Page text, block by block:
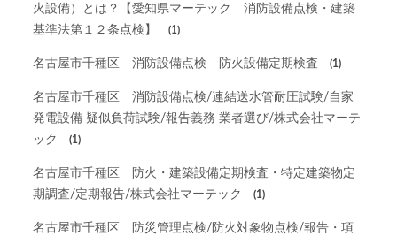
火設備）とは？【愛知県マーテック 消防設備点検・建築
基準法第１２条点検】
(1)
名古屋市千種区 消防設備点検 防火設備定期検査 (1)
名古屋市千種区 消防設備点検/連結送水管耐圧試験/自家
発電設備 疑似負荷試験/報告義務 業者選び/株式会社マーテ
ック
(1)
名古屋市千種区 防火・建築設備定期検査・特定建築物定
期調査/定期報告/株式会社マーテック
(1)
名古屋市千種区 防災管理点検/防火対象物点検/報告・項